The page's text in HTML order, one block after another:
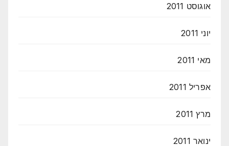
אוגוסט 2011
יוני 2011
מאי 2011
אפריל 2011
מרץ 2011
ינואר 2011